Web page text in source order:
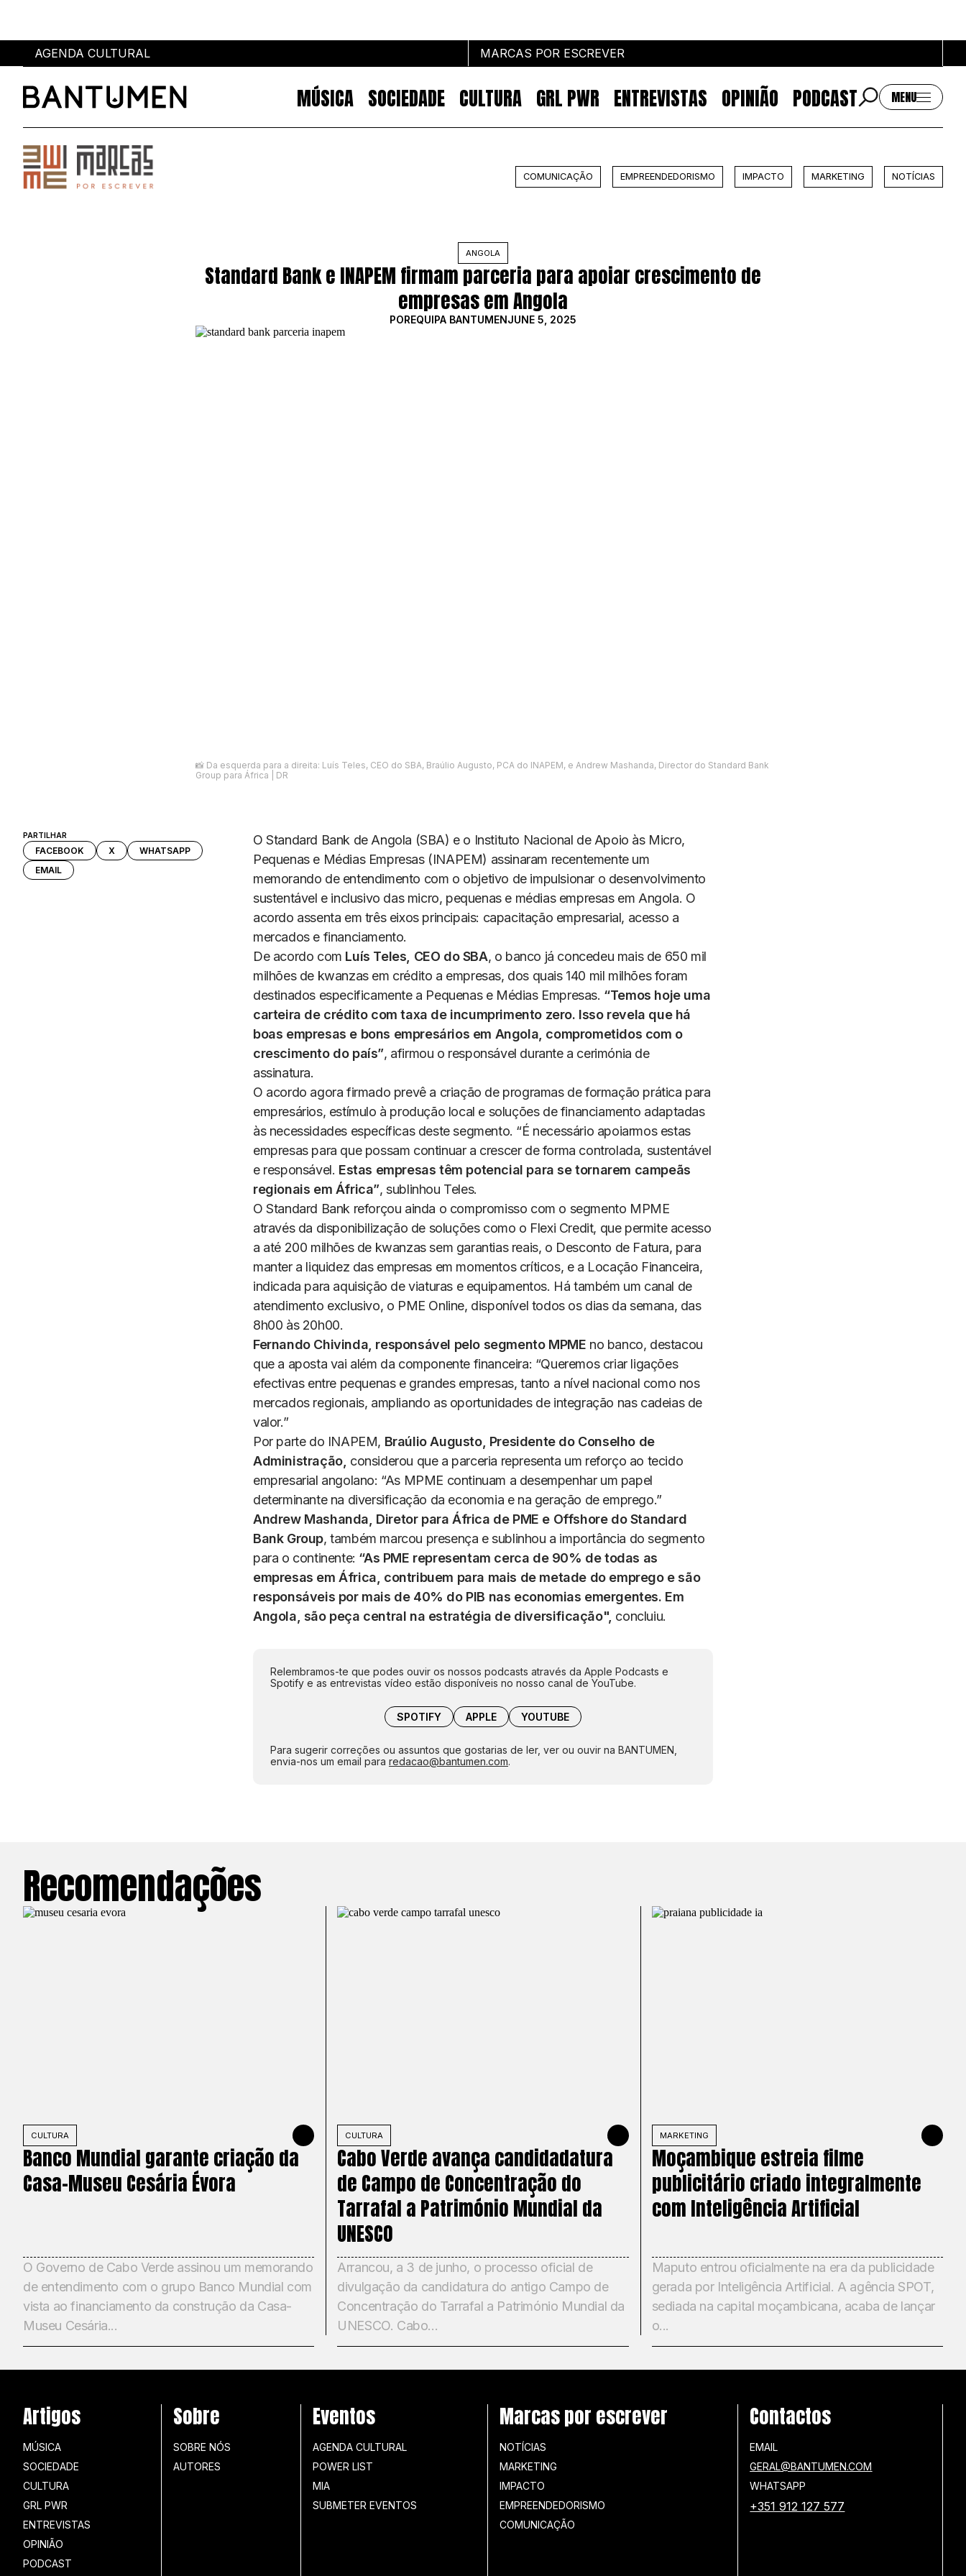
AGENDA CULTURAL MARCAS POR ESCREVER
MÚSICA SOCIEDADE CULTURA GRL PWR ENTREVISTAS OPINIÃO PODCAST MENU
Sobre
SOBRE NÓS
EMPREENDEDORISMO
COMUNICAÇÃO
EMAIL
COMUNICAÇÃO EMPREENDEDORISMO IMPACTO MARKETING NOTÍCIAS
ANGOLA
Standard Bank e INAPEM firmam parceria para apoiar crescimento de
empresas em Angola
POREQUIPA BANTUMENJUNE 5, 2025
📸 Da esquerda para a direita: Luís Teles, CEO do SBA, Braúlio Augusto, PCA do INAPEM, e Andrew Mashanda, Director do Standard Bank
Group para África | DR
PARTILHAR
FACEBOOK X
WHATSAPP
EMAIL
O Standard Bank de Angola (SBA) e o Instituto Nacional de Apoio às Micro,
Pequenas e Médias Empresas (INAPEM) assinaram recentemente um
memorando de entendimento com o objetivo de impulsionar o desenvolvimento
sustentável e inclusivo das micro, pequenas e médias empresas em Angola. O
acordo assenta em três eixos principais: capacitação empresarial, acesso a
mercados e financiamento.
De acordo com Luís Teles, CEO do SBA, o banco já concedeu mais de 650 mil
milhões de kwanzas em crédito a empresas, dos quais 140 mil milhões foram
destinados especificamente a Pequenas e Médias Empresas. “Temos hoje uma
carteira de crédito com taxa de incumprimento zero. Isso revela que há
boas empresas e bons empresários em Angola, comprometidos com o
crescimento do país”, afirmou o responsável durante a cerimónia de
assinatura.
O acordo agora firmado prevê a criação de programas de formação prática para
empresários, estímulo à produção local e soluções de financiamento adaptadas
às necessidades específicas deste segmento. “É necessário apoiarmos estas
empresas para que possam continuar a crescer de forma controlada, sustentável
e responsável. Estas empresas têm potencial para se tornarem campeãs
regionais em África”, sublinhou Teles.
O Standard Bank reforçou ainda o compromisso com o segmento MPME
através da disponibilização de soluções como o Flexi Credit, que permite acesso
a até 200 milhões de kwanzas sem garantias reais, o Desconto de Fatura, para
manter a liquidez das empresas em momentos críticos, e a Locação Financeira,
indicada para aquisição de viaturas e equipamentos. Há também um canal de
atendimento exclusivo, o PME Online, disponível todos os dias da semana, das
8h00 às 20h00.
Fernando Chivinda, responsável pelo segmento MPME no banco, destacou
que a aposta vai além da componente financeira: “Queremos criar ligações
efectivas entre pequenas e grandes empresas, tanto a nível nacional como nos
mercados regionais, ampliando as oportunidades de integração nas cadeias de
valor.”
Por parte do INAPEM, Braúlio Augusto, Presidente do Conselho de
Administração, considerou que a parceria representa um reforço ao tecido
empresarial angolano: “As MPME continuam a desempenhar um papel
determinante na diversificação da economia e na geração de emprego.”
Andrew Mashanda, Diretor para África de PME e Offshore do Standard
Bank Group, também marcou presença e sublinhou a importância do segmento
para o continente: “As PME representam cerca de 90% de todas as
empresas em África, contribuem para mais de metade do emprego e são
responsáveis por mais de 40% do PIB nas economias emergentes. Em
Angola, são peça central na estratégia de diversificação", concluiu.
Relembramos-te que podes ouvir os nossos podcasts através da Apple Podcasts e
Spotify e as entrevistas vídeo estão disponíveis no nosso canal de YouTube.
SPOTIFY APPLE YOUTUBE
Para sugerir correções ou assuntos que gostarias de ler, ver ou ouvir na BANTUMEN,
envia-nos um email para redacao@bantumen.com.
Recomendações
CULTURA JUNE 4, 2025
Banco Mundial garante criação da
Casa-Museu Cesária Évora
O Governo de Cabo Verde assinou um memorando
de entendimento com o grupo Banco Mundial com
vista ao financiamento da construção da Casa-
Museu Cesária...
CULTURA JUNE 4, 2025
Cabo Verde avança candidadatura
de Campo de Concentração do
Tarrafal a Património Mundial da
UNESCO
Arrancou, a 3 de junho, o processo oficial de
divulgação da candidatura do antigo Campo de
Concentração do Tarrafal a Património Mundial da
UNESCO. Cabo...
MARKETING JUNE 3,
Moçambique estreia filme
publicitário criado integralmente
com Inteligência Artificial
Maputo entrou oficialmente na era da publicidade
gerada por Inteligência Artificial. A agência SPOT,
sediada na capital moçambicana, acaba de lançar
o...
Artigos
MÚSICA
SOCIEDADE
CULTURA
GRL PWR
ENTREVISTAS
OPINIÃO
PODCAST
Sobre
SOBRE NÓS
AUTORES
Eventos
AGENDA CULTURAL
POWER LIST
MIA
SUBMETER EVENTOS
Marcas por escrever
NOTÍCIAS
MARKETING
IMPACTO
EMPREENDEDORISMO
COMUNICAÇÃO
Contactos
EMAIL
GERAL@BANTUMEN.COM
WHATSAPP
+351 912 127 577